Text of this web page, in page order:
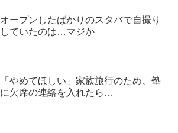
オープンしたばかりのスタバで自撮り
していたのは…マジか
「やめてほしい」家族旅行のため、塾
に欠席の連絡を入れたら…